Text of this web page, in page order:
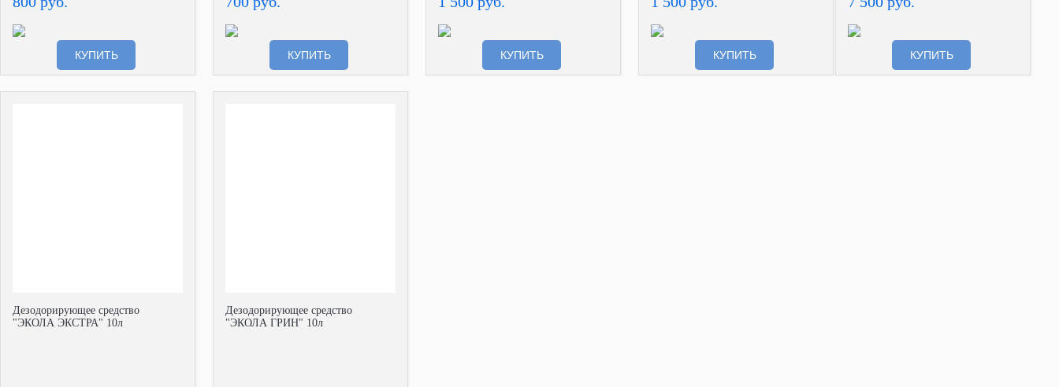
КУПИТЬ КУПИТЬ КУПИТЬ КУПИТЬ КУПИТЬ
Дезодорирующее средство
"ЭКОЛА ЭКСТРА" 10л
Дезодорирующее средство
"ЭКОЛА ГРИН" 10л